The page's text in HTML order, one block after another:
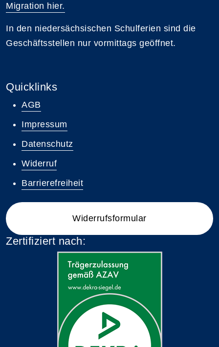
Migration hier.
In den niedersächsischen Schulferien sind die
Geschäftsstellen nur vormittags geöffnet.
Quicklinks
AGB
Impressum
Datenschutz
Widerruf
Barrierefreiheit
Widerrufsformular
Zertifiziert nach: